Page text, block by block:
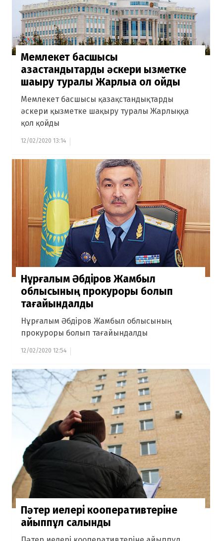
Мемлекет басшысы
қазақстандықтарды әскери қызметке
шақыру туралы Жарлыққа қол қойды
Мемлекет басшысы қазақстандықтарды
әскери қызметке шақыру туралы Жарлыққа
қол қойды
12/02/2020 13:14
Нұрғалым Әбдіров Жамбыл
облысының прокуроры болып
тағайындалды
Нұрғалым Әбдіров Жамбыл облысының
прокуроры болып тағайындалды
12/02/2020 12:54
Пәтер иелері кооперативтеріне
айыппұл салынды